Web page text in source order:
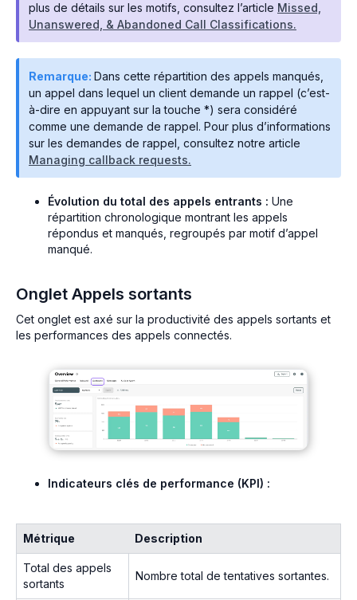
plus de détails sur les motifs, consultez l’article Missed,
Unanswered, & Abandoned Call Classifications.
Remarque: Dans cette répartition des appels manqués,
un appel dans lequel un client demande un rappel (c’est-
à-dire en appuyant sur la touche *) sera considéré
comme une demande de rappel. Pour plus d’informations
sur les demandes de rappel, consultez notre article
Managing callback requests.
Évolution du total des appels entrants : Une
répartition chronologique montrant les appels
répondus et manqués, regroupés par motif d’appel
manqué.
Onglet Appels sortants
Cet onglet est axé sur la productivité des appels sortants et
les performances des appels connectés.
Indicateurs clés de performance (KPI) :
Métrique Description
Total des appels
sortants
Nombre total de tentatives sortantes.